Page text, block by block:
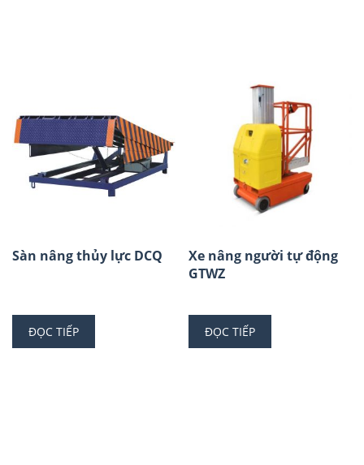
Sàn nâng thủy lực DCQ
ĐỌC TIẾP
Xe nâng người tự động
GTWZ
ĐỌC TIẾP